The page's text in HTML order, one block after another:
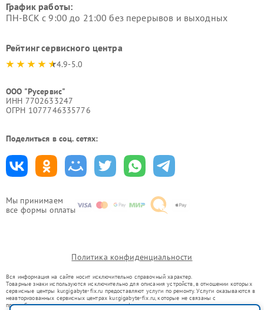
Мы принимаем
все формы оплаты
График работы:
ПН-ВСК с 9:00 до 21:00 без перерывов и выходных
Рейтинг сервисного центра
4.9-5.0
ООО "Русервис"
ИНН 7702633247
ОГРН 1077746335776
Поделиться в соц. сетях:
Политика конфиденциальности
Вся информация на сайте носит исключительно справочный характер.
Товарные знаки используются исключительно для описания устройств, в отношении которых
сервисные центры kur.gigabyte-fix.ru предоставляют услуги по ремонту. Услуги оказываются в
неавторизованных сервисных центрах kur.gigabyte-fix.ru, которые не связаны с
правообладателями товарных знаков или их официальными представителями.